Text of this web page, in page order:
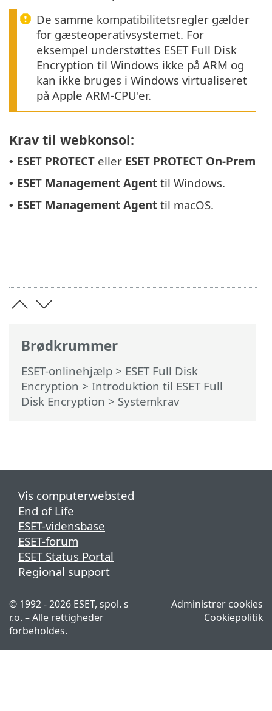
Brødkrummer
ESET-onlinehjælp > ESET Full Disk
Encryption > Introduktion til ESET Full
Disk Encryption > Systemkrav
De samme kompatibilitetsregler gælder
for gæsteoperativsystemet. For
eksempel understøttes ESET Full Disk
Encryption til Windows ikke på ARM og
kan ikke bruges i Windows virtualiseret
på Apple ARM-CPU'er.
Krav til webkonsol:
• ESET PROTECT eller ESET PROTECT On-Prem
• ESET Management Agent til Windows.
• ESET Management Agent til macOS.
Vis computerwebsted
End of Life
ESET-vidensbase
ESET-forum
ESET Status Portal
Regional support
© 1992 - 2026 ESET, spol. s
r.o. – Alle rettigheder
forbeholdes.
Administrer cookies
Cookiepolitik